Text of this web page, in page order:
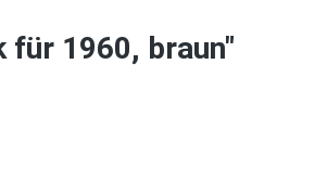
1960, braun"